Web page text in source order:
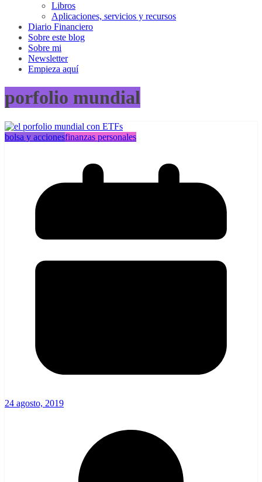
Libros
Aplicaciones, servicios y recursos
Diario Financiero
Sobre este blog
Sobre mi
Newsletter
Empieza aquí
porfolio mundial
bolsa y accionesfinanzas personales
24 agosto, 2019